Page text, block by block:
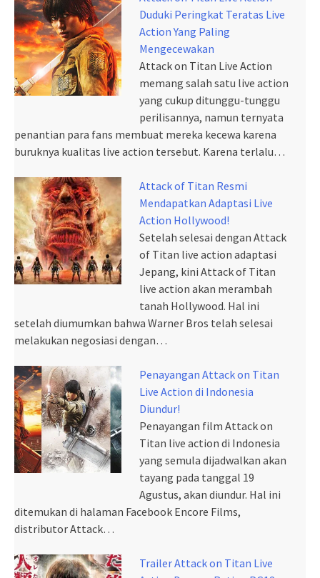
Duduki Peringkat Teratas Live
Action Yang Paling
Mengecewakan
Attack on Titan Live Action
memang salah satu live action
yang cukup ditunggu-tunggu
perilisannya, namun ternyata
penantian para fans membuat mereka kecewa karena
buruknya kualitas live action tersebut. Karena terlalu…
Attack of Titan Resmi
Mendapatkan Adaptasi Live
Action Hollywood!
Setelah selesai dengan Attack
of Titan live action adaptasi
Jepang, kini Attack of Titan
live action akan merambah
tanah Hollywood. Hal ini
setelah diumumkan bahwa Warner Bros telah selesai
melakukan negosiasi dengan…
Penayangan Attack on Titan
Live Action di Indonesia
Diundur!
Penayangan film Attack on
Titan live action di Indonesia
yang semula dijadwalkan akan
tayang pada tanggal 19
Agustus, akan diundur. Hal ini
ditemukan di halaman Facebook Encore Films,
distributor Attack…
Trailer Attack on Titan Live